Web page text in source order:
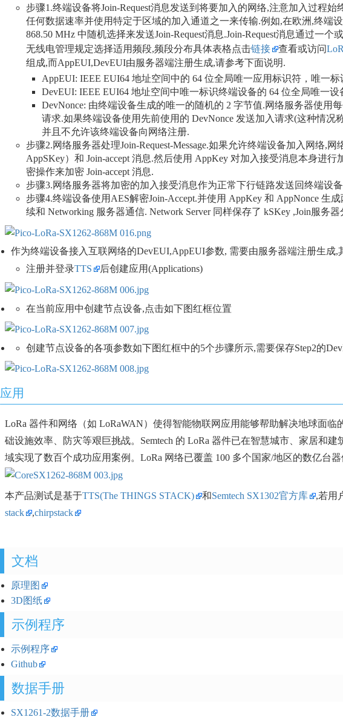
步骤1.终端设备将Join-Request消息发送到将要加入的网络,注意加入过程始
任何数据速率并使用特定于区域的加入通道之一来传输.例如,在欧洲,终端
868.50 MHz 中随机选择来发送Join-Request消息.Join-Request消息通过一
无线电管理规定选择适用频段,频段分布具体表格点击链接 查看或访问
组成,而AppEUI,DevEUI由服务器端注册生成,请参考下面说明.
AppEUI: IEEE EUI64 地址空间中的 64 位全局唯一应用标识符，唯一标
DevEUI: IEEE EUI64 地址空间中唯一标识终端设备的 64 位全局唯一设
DevNonce: 由终端设备生成的唯一的随机的 2 字节值.网络服务器使用
请求.如果终端设备使用先前使用的 DevNonce 发送加入请求(这种情况
并且不允许该终端设备向网络注册.
步骤2.网络服务器处理Join-Request-Message.如果允许终端设备加入网络,
AppSKey）和 Join-accept 消息.然后使用 AppKey 对加入接受消息本身进
密操作来加密 Join-accept 消息.
步骤3.网络服务器将加密的加入接受消息作为正常下行链路发送回终端设
步骤4.终端设备使用AES解密Join-Accept.并使用 AppKey 和 AppNonce 生
续和 Networking 服务器通信. Network Server 同样保存了 kSKey ,Join服务器
作为终端设备接入互联网络的DevEUI,AppEUI参数, 需要由服务器端注册生成,
注册并登录TTS 后创建应用(Applications)
在当前应用中创建节点设备,点击如下图红框位置
创建节点设备的各项参数如下图红框中的5个步骤所示,需要保存Step2的
应用
LoRa 器件和网络（如 LoRaWAN）使得智能物联网应用能够帮助解决地球面
础设施效率、防灾等艰巨挑战。Semtech 的 LoRa 器件已在智慧城市、家居和
域实现了数百个成功应用案例。LoRa 网络已覆盖 100 多个国家/地区的数亿台
本产品测试是基于TTS(The THINGS STACK) 和Semtech SX1302官方库 ,若用
stack
,chirpstack
文档
原理图
3D图纸
示例程序
示例程序
Github
数据手册
SX1261-2数据手册